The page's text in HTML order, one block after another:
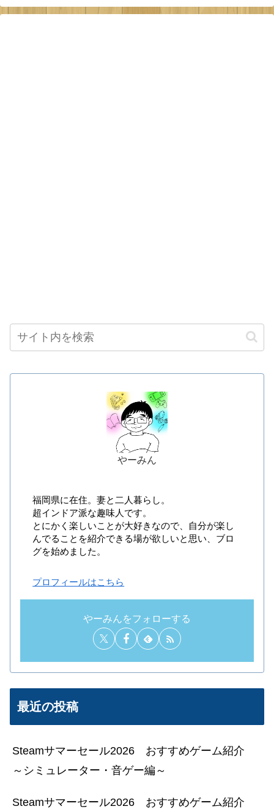
やーみん
福岡県に在住。妻と二人暮らし。
超インドア派な趣味人です。
とにかく楽しいことが大好きなので、自分が楽し
んでることを紹介できる場が欲しいと思い、ブロ
グを始めました。
プロフィールはこちら
やーみんをフォローする
最近の投稿
Steamサマーセール2026 おすすめゲーム紹介
～シミュレーター・音ゲー編～
Steamサマーセール2026 おすすめゲーム紹介